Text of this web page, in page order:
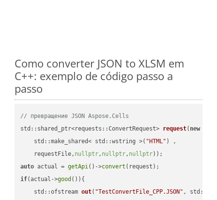
Como converter JSON to XLSM em
C++: exemplo de código passo a
passo
// превращение JSON Aspose.Cells
std::shared_ptr<requests::ConvertRequest> request( new
    std::make_shared< std::wstring >(
"HTML" ) ,
    requestFile,
nullptr, nullptr, nullptr))
auto actual = getApi()->convert
if(actual->good ()){
std::ofstream out( "TestConvertFile_CPP.JSON" ,